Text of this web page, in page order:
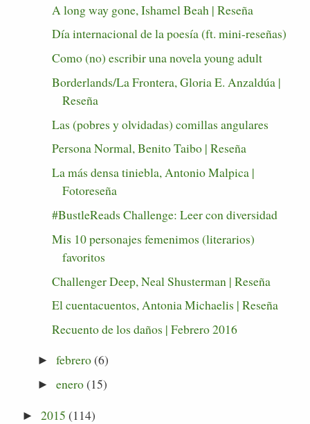
A long way gone, Ishamel Beah | Reseña
Día internacional de la poesía (ft. mini-reseñas)
Como (no) escribir una novela young adult
Borderlands/La Frontera, Gloria E. Anzaldúa |
Reseña
Las (pobres y olvidadas) comillas angulares
Persona Normal, Benito Taibo | Reseña
La más densa tiniebla, Antonio Malpica |
Fotoreseña
#BustleReads Challenge: Leer con diversidad
Mis 10 personajes femenimos (literarios)
favoritos
Challenger Deep, Neal Shusterman | Reseña
El cuentacuentos, Antonia Michaelis | Reseña
Recuento de los daños | Febrero 2016
► febrero(6)
► enero(15)
►2015 (114)